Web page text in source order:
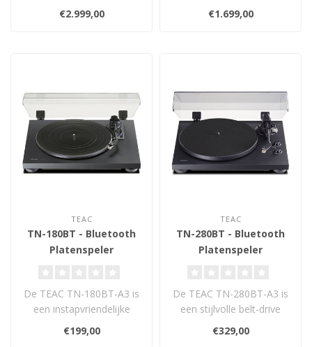
volledig dual mono
ontwerp met Hy..
€2.999,00
TEAC-getunede Hypex
Ncore module. Comp..
€1.699,00
TEAC
TN-180BT - Bluetooth
Platenspeler
De TEAC TN-180BT-A3 is
een instapvriendelijke
Bluetooth® belt-drive
draaitafel ..
€199,00
TEAC
TN-280BT - Bluetooth
Platenspeler
De TEAC TN-280BT-A3 is
een stijlvolle belt-drive
Bluetooth® draaitafel met
inge..
€329,00